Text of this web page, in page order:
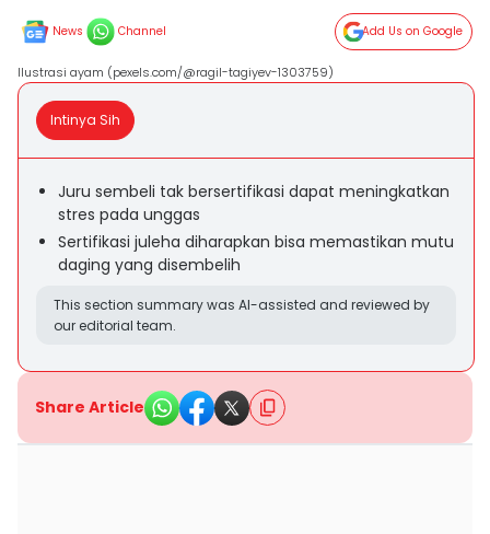
News Channel Add Us on Google
Ilustrasi ayam (pexels.com/@ragil-tagiyev-1303759)
Intinya Sih
Juru sembeli tak bersertifikasi dapat meningkatkan
stres pada unggas
Sertifikasi juleha diharapkan bisa memastikan mutu
daging yang disembelih
This section summary was AI-assisted and reviewed by
our editorial team.
Share Article